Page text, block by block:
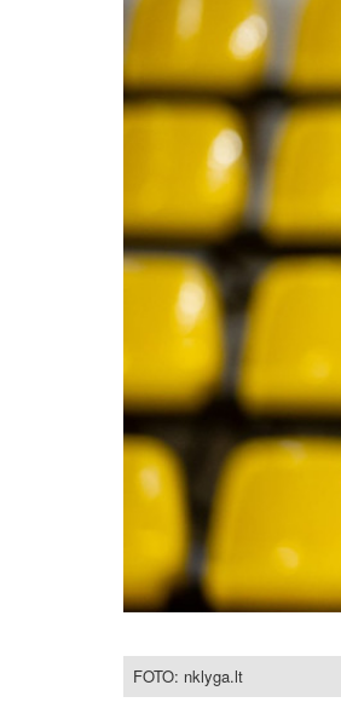
FOTO: nklyga.lt